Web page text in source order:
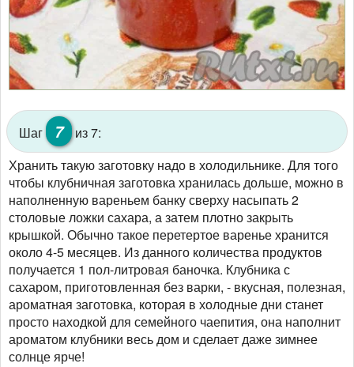
Шаг 7
из 7:
Хранить такую заготовку надо в холодильнике. Для того
чтобы клубничная заготовка хранилась дольше, можно в
наполненную вареньем банку сверху насыпать 2
столовые ложки сахара, а затем плотно закрыть
крышкой. Обычно такое перетертое варенье хранится
около 4-5 месяцев. Из данного количества продуктов
получается 1 пол-литровая баночка. Клубника с
сахаром, приготовленная без варки, - вкусная, полезная,
ароматная заготовка, которая в холодные дни станет
просто находкой для семейного чаепития, она наполнит
ароматом клубники весь дом и сделает даже зимнее
солнце ярче!